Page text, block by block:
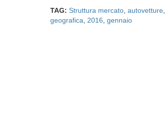
TAG: Struttura mercato autovetture
geografica
2016 gennaio